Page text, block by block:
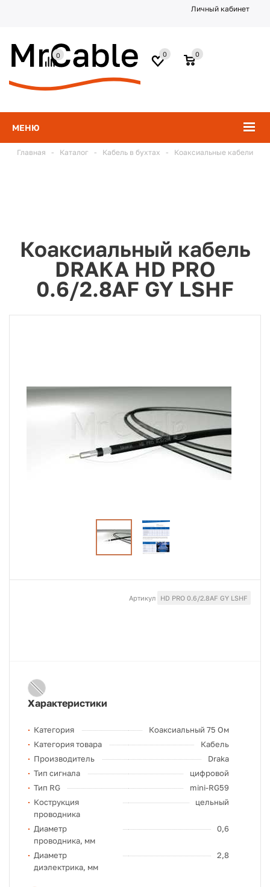
Личный кабинет
МЕНЮ
0
0
0
Главная - Каталог - Кабель в бухтах - Коаксиальные кабели
Коаксиальный кабель
DRAKA HD PRO
0.6/2.8AF GY LSHF
Артикул HD PRO 0.6/2.8AF GY LSHF
Характеристики
Категория
Коаксиальный 75 Ом
Категория товара
Кабель
Производитель
Draka
Тип сигнала
цифровой
Тип RG
mini-RG59
Кострукция
проводника
цельный
Диаметр
проводника, мм
0,6
Диаметр
диэлектрика, мм
2,8